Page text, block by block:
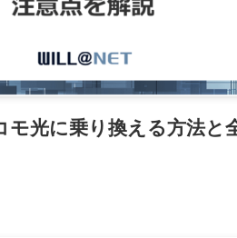
モ光に乗り換える方法と